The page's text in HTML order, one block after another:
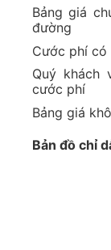
Bảng giá
đường
Cước phí
Quý
cước phí
Bảng giá
Bản đồ chỉ